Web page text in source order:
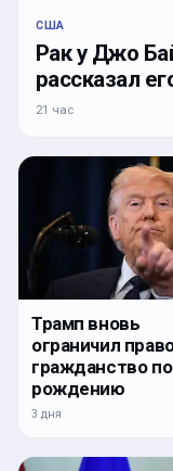
США
Рак у Джо
рассказал
21 час
Трамп вновь
ограничил
гражданство по
рождению
3 дня